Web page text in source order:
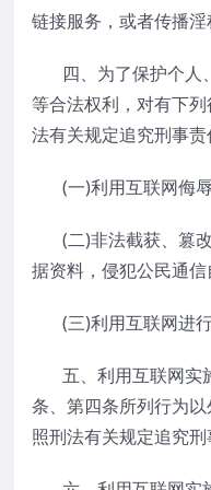
链接服务，或者传播淫
四、为了保护个人
等合法权利，对有下
法有关规定追究刑事责
(一)利用互联网侮辱
(二)非法截获、篡改
据资料，侵犯公民通信
(三)利用互联网进行
五、利用互联网实
条、第四条所列行为
照刑法有关规定追究刑